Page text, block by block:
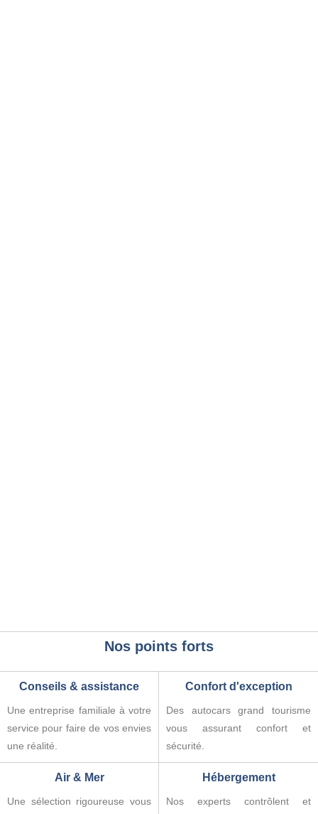
Nos points forts
Conseils & assistance
Une entreprise familiale à votre
service pour faire de vos envies
une réalité.
Confort d'exception
Des autocars grand tourisme
vous assurant confort et
sécurité.
Air & Mer
Une sélection rigoureuse vous
Hébergement
Nos experts contrôlent et